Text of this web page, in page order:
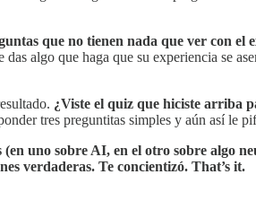
que no tienen nada que ver con
das algo que haga que su experiencia se
¿Viste el quiz que hiciste arriba
tres preguntitas simples y aún así le
uno sobre AI, en el otro sobre algo
verdaderas. Te concientizó. That’s it.